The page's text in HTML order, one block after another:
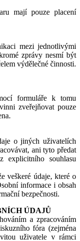
mají pouze placení
mezi jednotlivými
zprávy nesmí být
výdělečné činnosti.
formuláře k tomu
zveřejňovat pouze
o jiných uživatelích
ani tyto předat
explicitního souhlasu
veškeré údaje, které o
informace i obsah
bezpečnosti.
ÚDAJŮ
a zpracováním
fóra (zejména
uživatele v rámci